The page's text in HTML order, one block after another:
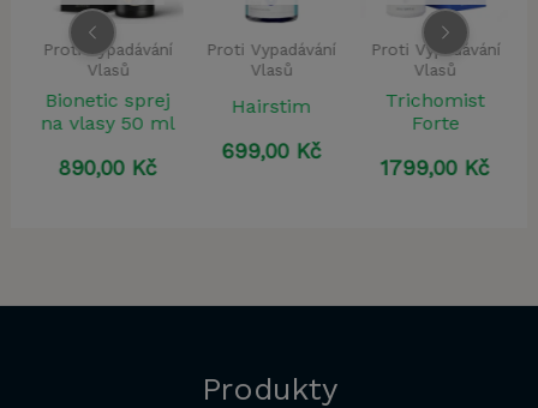
Proti Vypadávání
Vlasů
Bionetic sprej
na vlasy 50 ml
890,00 Kč
Proti Vypadávání
Vlasů
Hairstim
699,00 Kč
Proti Vypadávání
Vlasů
Trichomist
Forte
1799,00 Kč
Produkty